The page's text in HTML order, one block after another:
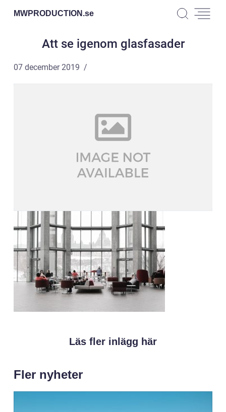
MWPRODUCTION.se
Att se igenom glasfasader
07 december 2019
Läs fler inlägg här
Fler nyheter